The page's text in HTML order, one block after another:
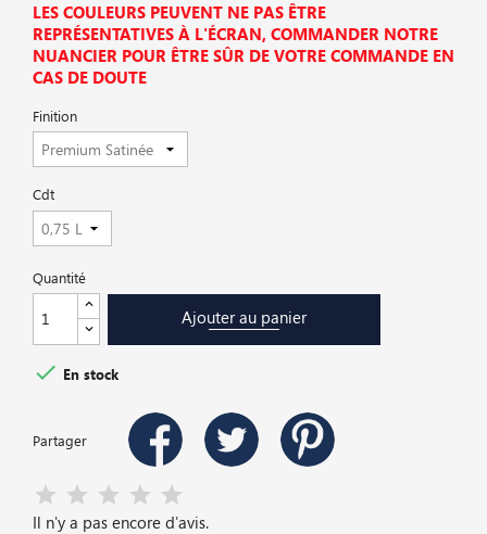
LES COULEURS PEUVENT NE PAS ÊTRE
REPRÉSENTATIVES À L'ÉCRAN, COMMANDER NOTRE
NUANCIER POUR ÊTRE SÛR DE VOTRE COMMANDE EN
CAS DE DOUTE
Finition
Cdt
Quantité
Ajouter au panier
 En stock
Partager
Il n'y a pas encore d'avis.